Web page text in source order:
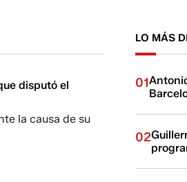
disputó el
la causa de su
LO MÁS
01
02